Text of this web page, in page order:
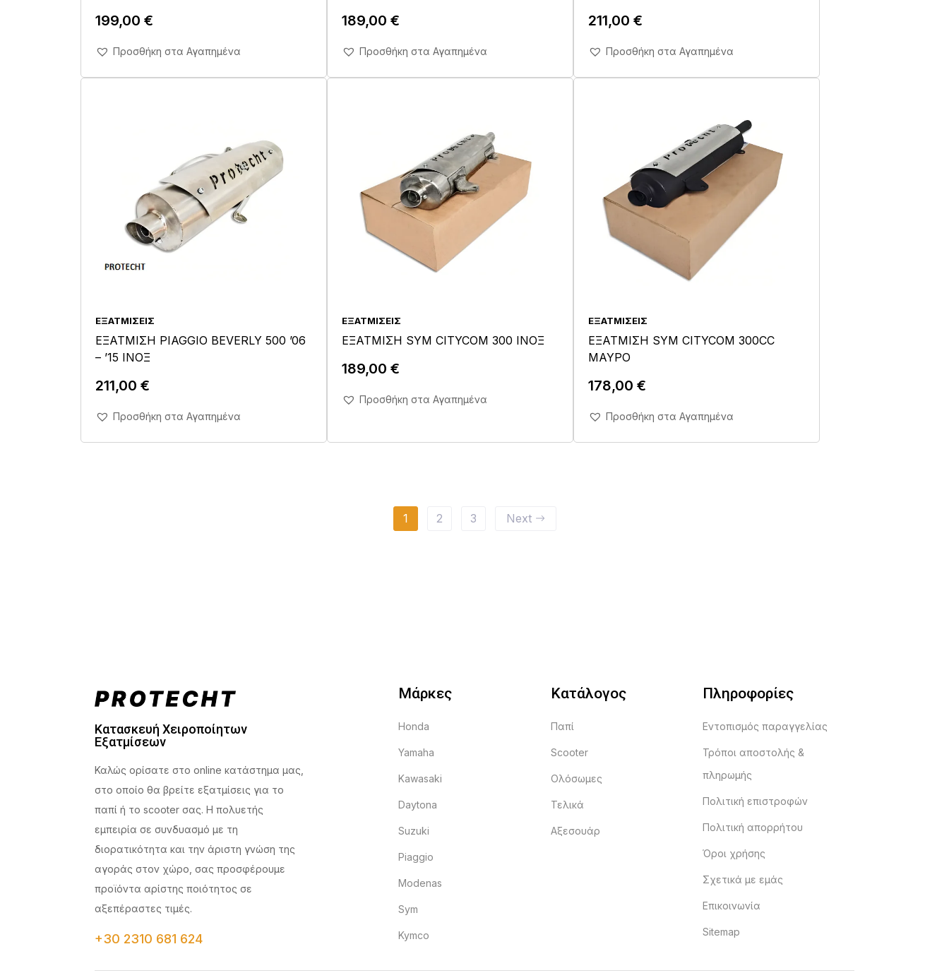
199,00 €
Άμεση Αγορά Σε 1'
Προσθήκη στα Αγαπημένα
189,00 €
Άμεση Αγορά Σε 1'
Προσθήκη στα Αγαπημένα
211,00 €
Άμεση Αγορά Σε 1'
Προσθήκη στα Αγαπημένα
ΕΞΑΤΜΊΣΕΙΣ
ΕΞΑΤΜΙΣΗ PIAGGIO BEVERLY 500 ’06
– ’15 ΙΝΟΞ
211,00 €
Άμεση Αγορά Σε 1'
Προσθήκη στα Αγαπημένα
ΕΞΑΤΜΊΣΕΙΣ
ΕΞΑΤΜΙΣΗ SYM CITYCOM 300 ΙΝΟΞ
189,00 €
Άμεση Αγορά Σε 1'
Προσθήκη στα Αγαπημένα
ΕΞΑΤΜΊΣΕΙΣ
ΕΞΑΤΜΙΣΗ SYM CITYCOM 300CC
ΜΑΥΡΟ
178,00 €
Άμεση Αγορά Σε 1'
Προσθήκη στα Αγαπημένα
1 2 3 Next
Κατασκευή Χειροποίητων
Εξατμίσεων
Καλώς ορίσατε στο online κατάστημα μας,
στο οποίο θα βρείτε εξατμίσεις για το
παπί ή το scooter σας. Η πολυετής
εμπειρία σε συνδυασμό με τη
διορατικότητα και την άριστη γνώση της
αγοράς στον χώρο, σας προσφέρουμε
προϊόντα αρίστης ποιότητος σε
αξεπέραστες τιμές.
+30 2310 681 624
Μάρκες
Honda
Yamaha
Kawasaki
Daytona
Suzuki
Piaggio
Modenas
Sym
Kymco
Κατάλογος
Παπί
Scooter
Ολόσωμες
Τελικά
Αξεσουάρ
Πληροφορίες
Εντοπισμός παραγγελίας
Τρόποι αποστολής &
πληρωμής
Πολιτική επιστροφών
Πολιτική απορρήτου
Όροι χρήσης
Σχετικά με εμάς
Επικοινωνία
Sitemap